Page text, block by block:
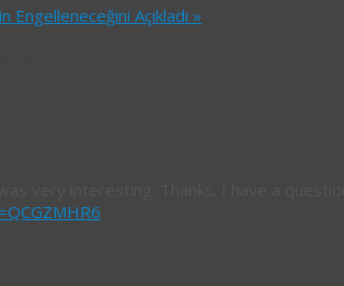
Engelleneceğini Açıkladı »